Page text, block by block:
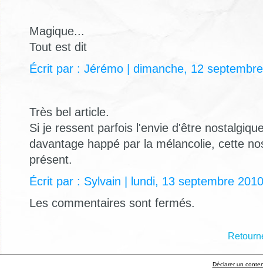
Magique...
Tout est dit
Écrit par : Jérémo | dimanche, 12
Très bel article.
Si je ressent parfois l'envie d'être
davantage happé par la mélancolie, cette
présent.
Écrit par : Sylvain | lundi, 13 septembre 2010
Les commentaires sont fermés.
Déclarer un